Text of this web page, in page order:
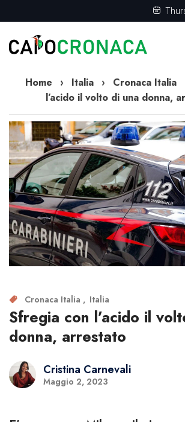
Home › Italia › Cronaca Italia
l’acido il volto di una donna,
Cronaca Italia Italia
Sfregia con l’acido il
donna, arrestato
Cristina Carnevali
Maggio 2, 2023